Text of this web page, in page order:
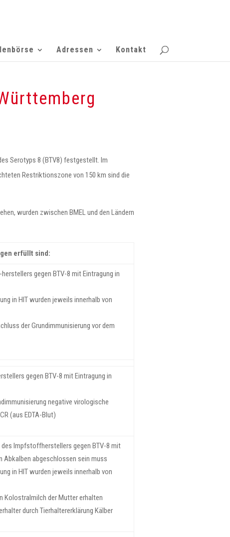
Adressen Kontakt
Serotyps 8 (BTV8) festgestellt. Im
Restriktionszone von 150 km sind die
wurden zwischen BMEL und den Ländern
erfüllt sind:
gegen BTV-8 mit Eintragung in
in HIT wurden jeweils innerhalb von
der Grundimmunisierung vor dem
gegen BTV-8 mit Eintragung in
negative virologische
(aus EDTA-Blut)
Impfstoffherstellers gegen BTV-8 mit
Abkalben abgeschlossen sein muss
in HIT wurden jeweils innerhalb von
Kolostralmilch der Mutter erhalten
durch Tierhaltererklärung Kälber